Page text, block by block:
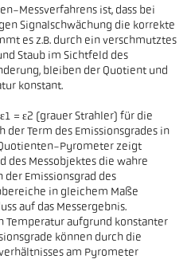
Messverfahrens ist, dass bei
Signalschwächung die korrekte
es z.B. durch ein verschmutztes
Staub im Sichtfeld des
bleiben der Quotient und
konstant.
= ε2 (grauer Strahler) für die
der Term des Emissionsgrades in
Pyrometer zeigt
des Messobjektes die wahre
der Emissionsgrad des
in gleichem Maße
auf das Messergebnis.
Temperatur aufgrund konstanter
können durch die
am Pyrometer